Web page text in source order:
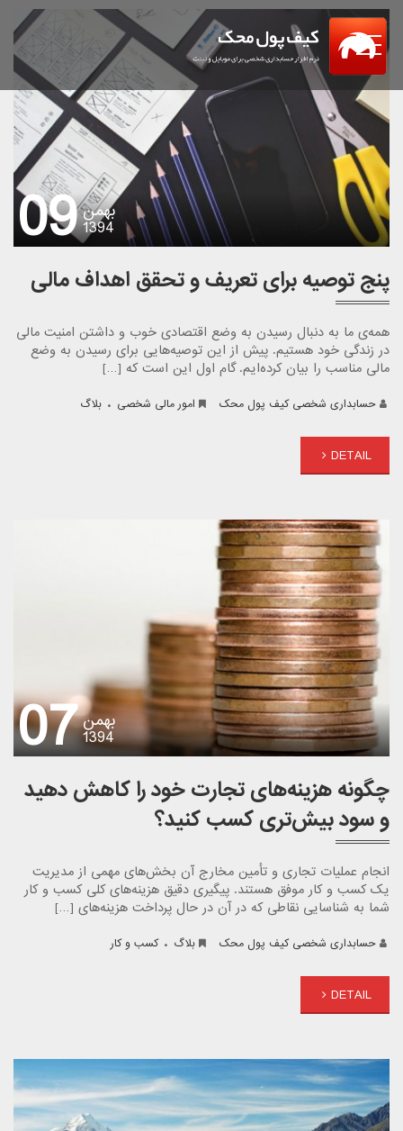
Menu
09بهمن
1394
پنج توصیه برای تعریف و تحقق اهداف مالی
همه‌ی ما به دنبال رسیدن به وضع اقتصادی خوب و داشتن امنیت مالی
در زندگی خود هستیم. پیش از این توصیه‌هایی برای رسیدن به وضع
مالی مناسب را بیان کرده‌ایم. گام اول این است که […]
حسابداری شخصی کیف پول محک امور مالی شخصی . بلاگ
DETAIL
07بهمن
1394
چگونه هزینه‌های تجارت خود را کاهش دهید
و سود بیش‌تری کسب کنید؟
انجام عملیات تجاری و تأمین مخارج آن بخش‌های مهمی از مدیریت
یک کسب و کار موفق هستند. پیگیری دقیق هزینه‌های کلی کسب و کار
شما به شناسایی نقاطی که در آن در حال پرداخت هزینه‌های […]
حسابداری شخصی کیف پول محک بلاگ . کسب و کار
DETAIL